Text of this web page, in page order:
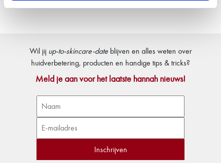
Wil jij up-to-skincare-dateblijven en alles weten over
huidverbetering, producten en handige tips & tricks?
Meld je aan voor het laatste hannah nieuws!